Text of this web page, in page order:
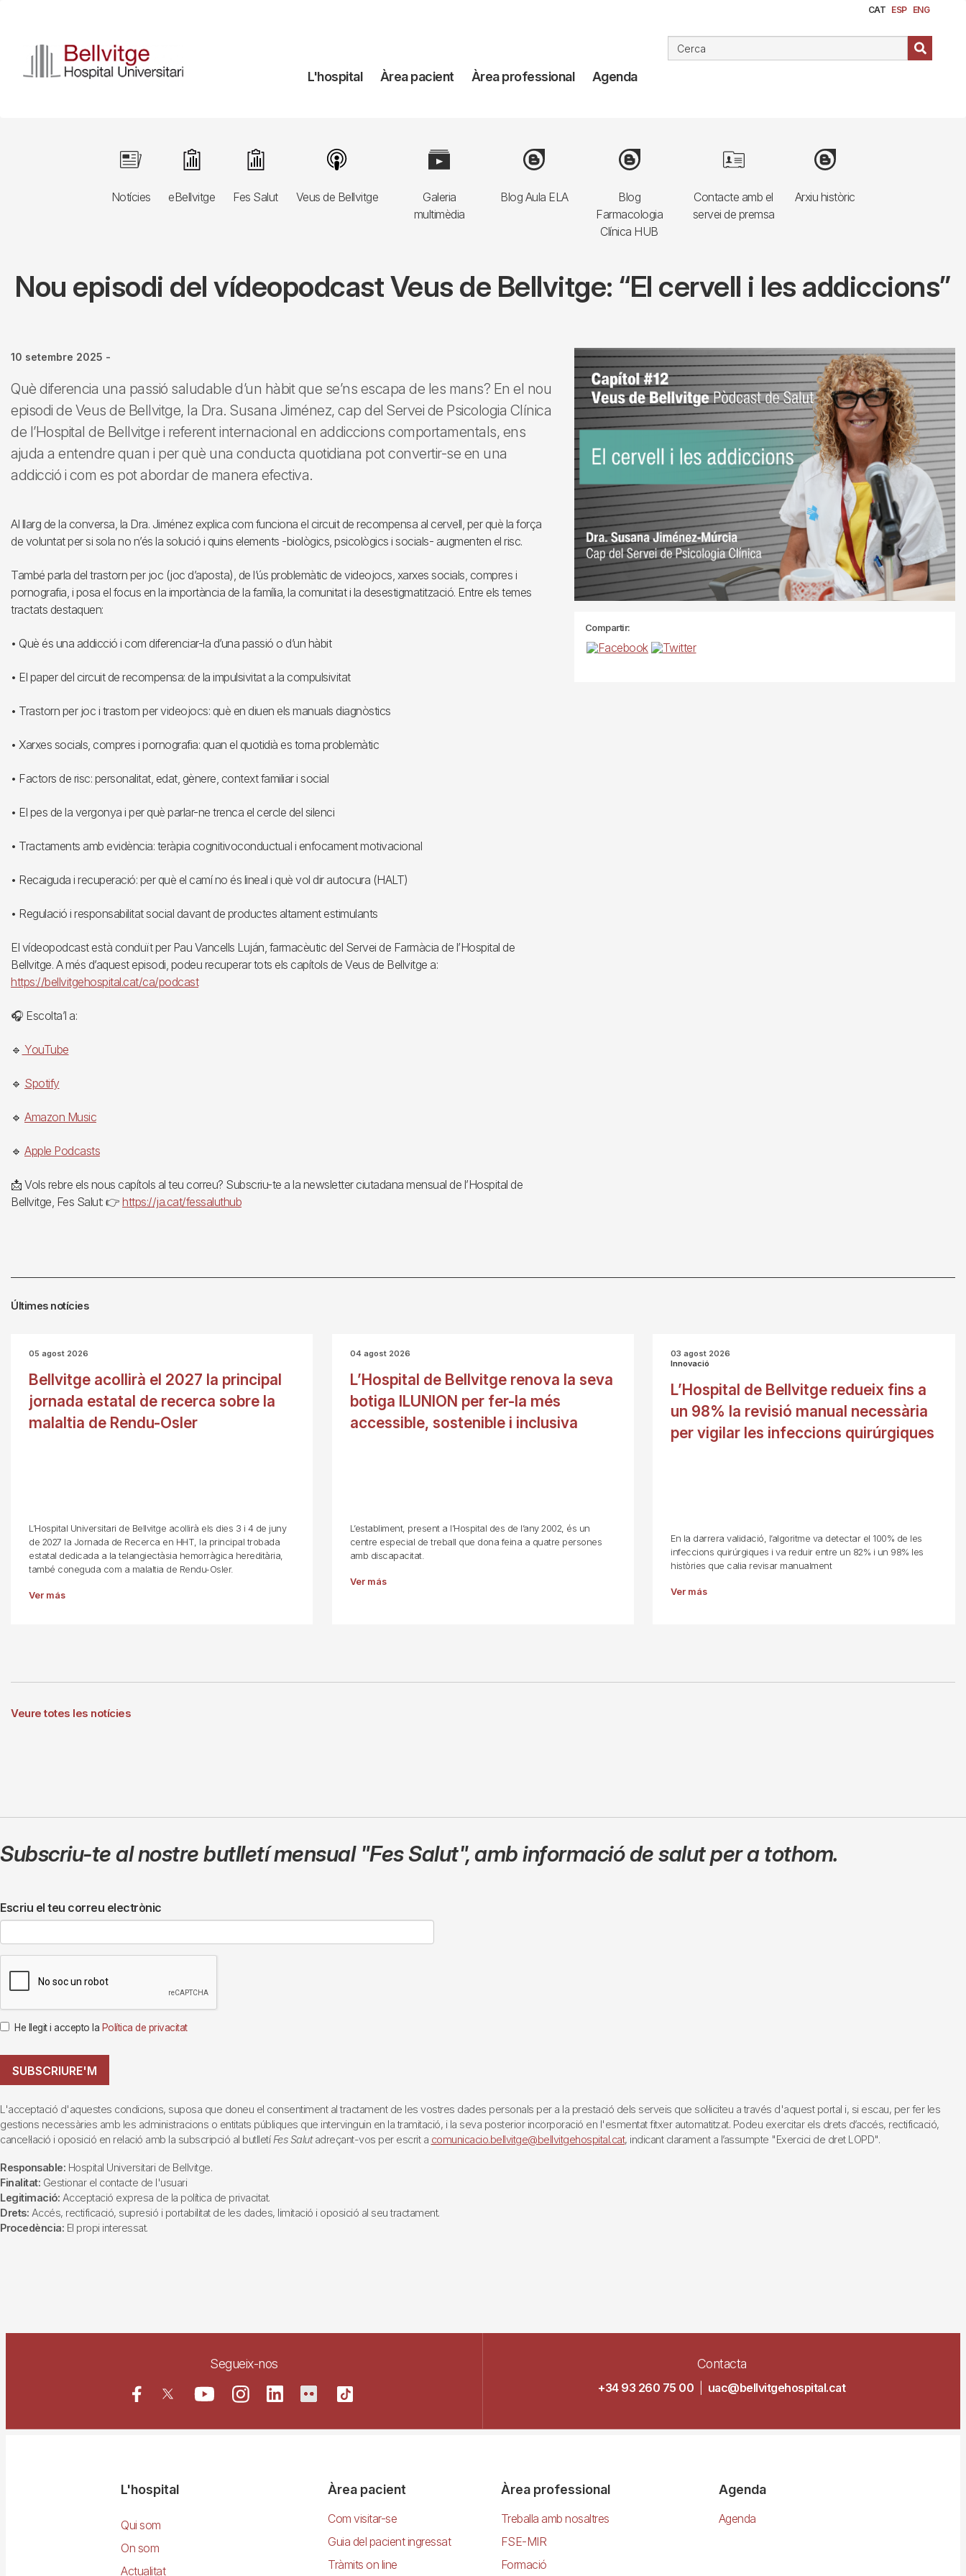
contingut
CAT ESP ENG
Navegación
L'hospital Àrea pacient Àrea professional Agenda
Notícies
Image
eBellvitge
Image
Fes Salut
Image
Veus de Bellvitge
Image
Galeria
multimèdia
Image
Blog Aula ELA
Image
Blog
Farmacologia
Clínica HUB
Image
Contacte amb el
servei de premsa
Image
Arxiu històric
Image
Nou episodi del vídeopodcast Veus de Bellvitge: “El cervell i les addiccions”
10 setembre 2025 -
Què diferencia una passió saludable d’un hàbit que se’ns escapa de les mans? En el nou
episodi de Veus de Bellvitge, la Dra. Susana Jiménez, cap del Servei de Psicologia Clínica
de l’Hospital de Bellvitge i referent internacional en addiccions comportamentals, ens
ajuda a entendre quan i per què una conducta quotidiana pot convertir-se en una
addicció i com es pot abordar de manera efectiva.
Al llarg de la conversa, la Dra. Jiménez explica com funciona el circuit de recompensa al cervell, per què la força
de voluntat per si sola no n’és la solució i quins elements -biològics, psicològics i socials- augmenten el risc.
També parla del trastorn per joc (joc d’aposta), de l’ús problemàtic de videojocs, xarxes socials, compres i
pornografia, i posa el focus en la importància de la família, la comunitat i la desestigmatització. Entre els temes
tractats destaquen:
• Què és una addicció i com diferenciar-la d’una passió o d’un hàbit
• El paper del circuit de recompensa: de la impulsivitat a la compulsivitat
• Trastorn per joc i trastorn per videojocs: què en diuen els manuals diagnòstics
• Xarxes socials, compres i pornografia: quan el quotidià es torna problemàtic
• Factors de risc: personalitat, edat, gènere, context familiar i social
• El pes de la vergonya i per què parlar-ne trenca el cercle del silenci
• Tractaments amb evidència: teràpia cognitivoconductual i enfocament motivacional
• Recaiguda i recuperació: per què el camí no és lineal i què vol dir autocura (HALT)
• Regulació i responsabilitat social davant de productes altament estimulants
El vídeopodcast està conduït per Pau Vancells Luján, farmacèutic del Servei de Farmàcia de l’Hospital de
Bellvitge. A més d’aquest episodi, podeu recuperar tots els capítols de Veus de Bellvitge a:
https://bellvitgehospital.cat/ca/podcast
🎧 Escolta’l a:
🔹 YouTube
🔹 Spotify
🔹 Amazon Music
🔹 Apple Podcasts
📩 Vols rebre els nous capítols al teu correu? Subscriu-te a la newsletter ciutadana mensual de l’Hospital de
Bellvitge, Fes Salut: 👉 https://ja.cat/fessaluthub
Compartir:
Últimes notícies
05 agost 2026
Bellvitge acollirà el 2027 la principal
jornada estatal de recerca sobre la
malaltia de Rendu-Osler
L’Hospital Universitari de Bellvitge acollirà els dies 3 i 4 de juny
de 2027 la Jornada de Recerca en HHT, la principal trobada
estatal dedicada a la telangiectàsia hemorràgica hereditària,
també coneguda com a malaltia de Rendu-Osler.
Ver más
04 agost 2026
L’Hospital de Bellvitge renova la seva
botiga ILUNION per fer-la més
accessible, sostenible i inclusiva
L’establiment, present a l’Hospital des de l’any 2002, és un
centre especial de treball que dona feina a quatre persones
amb discapacitat.
Ver más
03 agost 2026
Innovació
L’Hospital de Bellvitge redueix fins a
un 98% la revisió manual necessària
per vigilar les infeccions quirúrgiques
En la darrera validació, l’algoritme va detectar el 100% de les
infeccions quirúrgiques i va reduir entre un 82% i un 98% les
històries que calia revisar manualment
Ver más
Veure totes les notícies
Subscriu-te al nostre butlletí mensual "Fes Salut",amb informació de salut per a tothom.
Escriu el teu correu electrònic
He llegit i accepto la Política de privacitat
SUBSCRIURE'M
L'acceptació d'aquestes condicions, suposa que doneu el consentiment al tractament de les vostres dades personals per a la prestació dels serveis que sol·liciteu a través d'aquest portal i, si escau, per fer les
gestions necessàries amb les administracions o entitats públiques que intervinguin en la tramitació, i la seva posterior incorporació en l'esmentat fitxer automatitzat. Podeu exercitar els drets d’accés, rectificació,
cancel·lació i oposició en relació amb la subscripció al butlletí Fes Salutadreçant-vos per escrit a comunicacio.bellvitge@bellvitgehospital.cat, indicant clarament a l’assumpte "Exercici de dret LOPD".
Responsable: Hospital Universitari de Bellvitge.
Finalitat: Gestionar el contacte de l'usuari
Legitimació: Acceptació expresa de la política de privacitat.
Drets: Accés, rectificació, supresió i portabilitat de les dades, limitació i oposició al seu tractament.
Procedència: El propi interessat.
Segueix-nos Contacta
+34 93 260 75 00 uac@bellvitgehospital.cat
NavegacióL'hospital
Qui som
On som
Actualitat
Àrea pacient
Com visitar-se
Guia del pacient ingressat
Tràmits on line
Àrea professional
Treballa amb nosaltres
FSE-MIR
Formació
Agenda
Agenda